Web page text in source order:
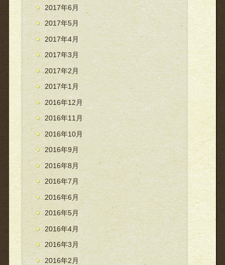
2017年6月
2017年5月
2017年4月
2017年3月
2017年2月
2017年1月
2016年12月
2016年11月
2016年10月
2016年9月
2016年8月
2016年7月
2016年6月
2016年5月
2016年4月
2016年3月
2016年2月